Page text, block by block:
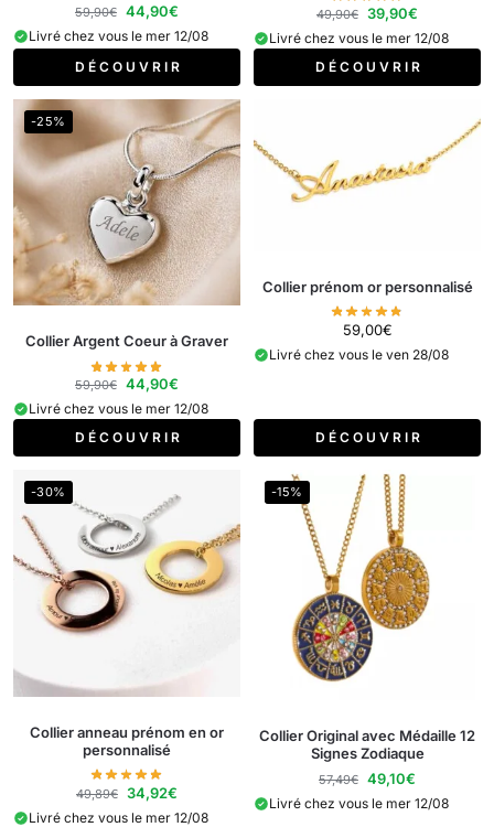
59,90€ 44,90€
Livré chez vous le mer 12/08
D É C O U V R I R
49,90€ 39,90€
Livré chez vous le mer 12/08
D É C O U V R I R
-25%
Collier Argent Coeur à Graver
59,90€ 44,90€
Livré chez vous le mer 12/08
D É C O U V R I R
Collier prénom or personnalisé
59,00€
Livré chez vous le ven 28/08
D É C O U V R I R
-30%
Collier anneau prénom en or
personnalisé
49,89€ 34,92€
Livré chez vous le mer 12/08
-15%
Collier Original avec Médaille 12
Signes Zodiaque
57,49€ 49,10€
Livré chez vous le mer 12/08